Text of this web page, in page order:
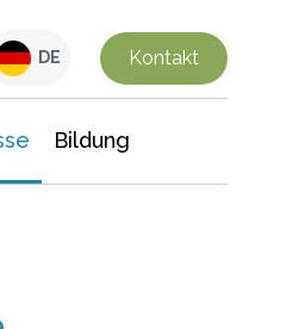
DE Kontakt
Bildung